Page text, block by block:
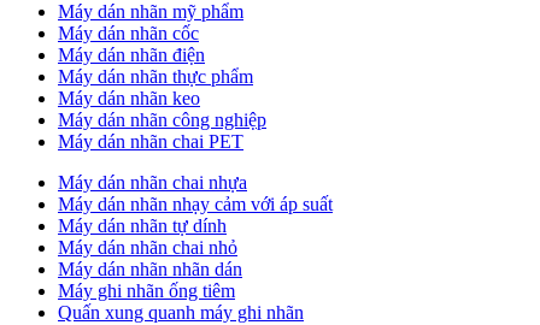
Máy dán nhãn mỹ phẩm
Máy dán nhãn cốc
Máy dán nhãn điện
Máy dán nhãn thực phẩm
Máy dán nhãn keo
Máy dán nhãn công nghiệp
Máy dán nhãn chai PET
Máy dán nhãn chai nhựa
Máy dán nhãn nhạy cảm với áp suất
Máy dán nhãn tự dính
Máy dán nhãn chai nhỏ
Máy dán nhãn nhãn dán
Máy ghi nhãn ống tiêm
Quấn xung quanh máy ghi nhãn